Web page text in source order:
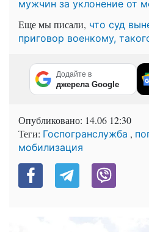
мужчин за уклонение от
Еще мы писали, что суд
приговор военкому,
Додайте в
джерела Google
Опубликовано: 14.06 12:30
Теги: Госпогранслужба ,
мобилизация